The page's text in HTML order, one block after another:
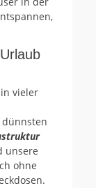
vieler
dünnsten
unsere
ohne